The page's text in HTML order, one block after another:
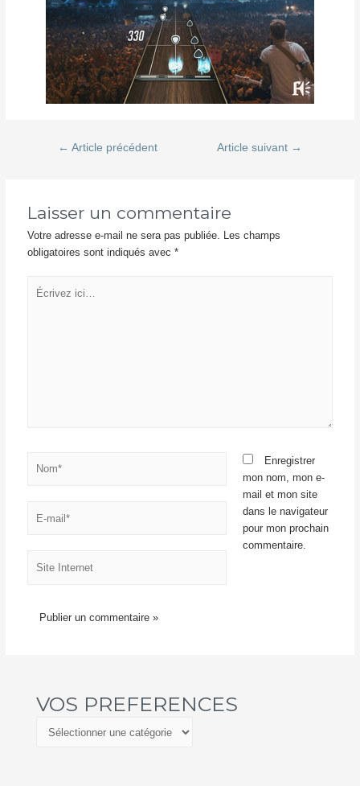
Navigation
← Article précédent Article suivant →
Laisser un commentaire
Votre adresse e-mail ne sera pas publiée. Les champs
obligatoires sont indiqués avec*
Écrivez
ici…
mail*
Internet
Enregistrer
mon nom, mon e-
mail et mon site
dans le navigateur
pour mon prochain
commentaire.
VOS PREFERENCES